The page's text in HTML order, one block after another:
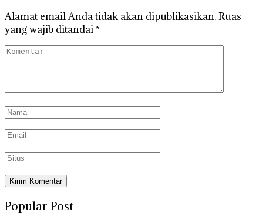
Alamat email Anda tidak akan dipublikasikan.Ruas
yang wajib ditandai *
Popular Post